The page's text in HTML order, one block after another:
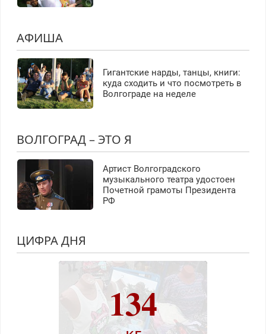
АФИША
Гигантские нарды, танцы, книги:
куда сходить и что посмотреть в
Волгограде на неделе
ВОЛГОГРАД – ЭТО Я
Артист Волгоградского
музыкального театра удостоен
Почетной грамоты Президента
РФ
ЦИФРА ДНЯ
134